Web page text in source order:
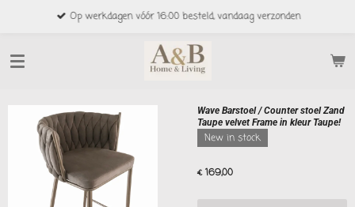
de
hoofdinhoud
Op werkdagen vóór 16:00 besteld, vandaag verzonden
Wave Barstoel / Counter stoel Zand
Taupe velvet Frame in kleur Taupe!
New in stock
€ 169,00